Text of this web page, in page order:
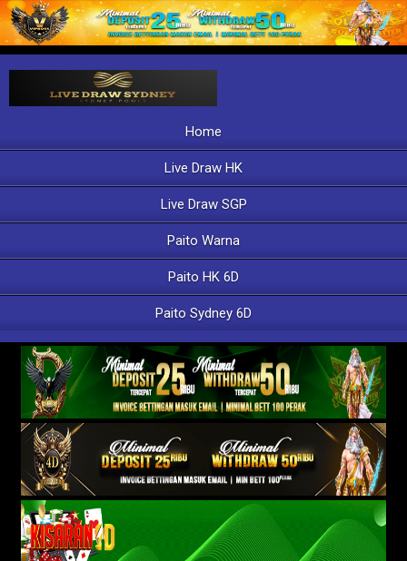
Home
Live Draw HK
Live Draw SGP
Paito Warna
Paito HK 6D
Paito Sydney 6D